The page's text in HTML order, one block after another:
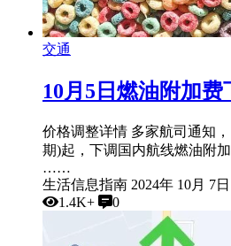
交通
10月5日燃油附加费
价格调整详情 多家航司通知
期)起，下调国内航线燃油附
……
生活信息指南 2024年 10月 7日
1.4K+
0